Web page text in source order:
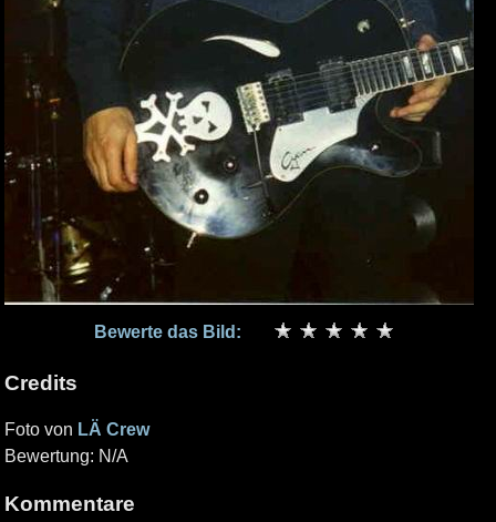
Bewerte das Bild:
Credits
Foto von LÄ Crew
Bewertung: N/A
Kommentare